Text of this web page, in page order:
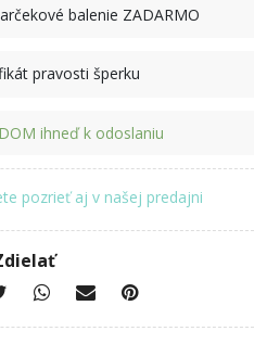
balenie ZADARMO
pravosti šperku
ihneď k odoslaniu
pozrieť aj v našej predajni